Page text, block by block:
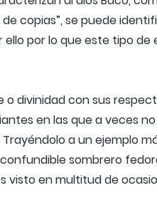
copias”, se puede
ello por lo que este tipo
divinidad con sus
en las que a veces
a un ejemplo
sombrero
visto en multitud de